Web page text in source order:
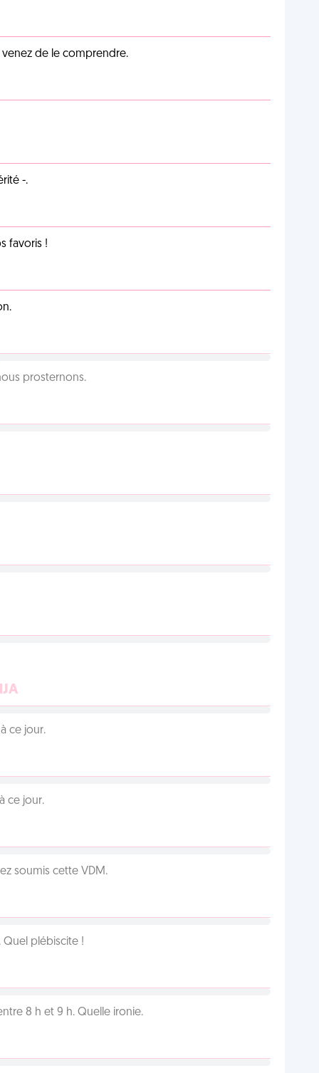
de le comprendre.
-.
favoris !
prosternons.
ce jour.
ce jour.
soumis cette VDM.
Quel plébiscite !
8 h et 9 h. Quelle ironie.